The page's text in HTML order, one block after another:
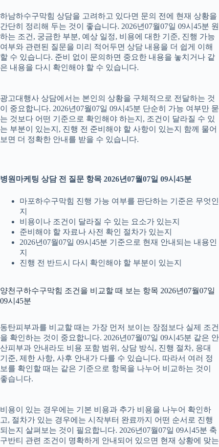
하남하수구막힘 상담을 고려하고 있다면 문의 전에 현재 상황을
간단히 정리해 두는 것이 좋습니다. 2026년07월07일 09시45분 원
하는 조건, 궁금한 부분, 예상 일정, 비용에 대한 기준, 진행 가능
여부와 관련된 질문을 미리 적어두면 상담 내용을 더 쉽게 이해
할 수 있습니다. 준비 없이 문의하면 중요한 내용을 놓치거나 같
은 내용을 다시 확인해야 할 수 있습니다.
광고대행사 상담에서는 본인의 상황을 구체적으로 전달하는 것
이 중요합니다. 2026년07월07일 09시45분 단순히 가능 여부만 묻
는 것보다 어떤 기준으로 확인해야 하는지, 조건이 달라질 수 있
는 부분이 있는지, 진행 전 준비해야 할 사항이 있는지 함께 물어
보면 더 정확한 안내를 받을 수 있습니다.
병원마케팅 상담 전 질문 항목 2026년07월07일 09시45분
마포하수구막힘 진행 가능 여부를 판단하는 기준은 무엇인
지
비용이나 조건이 달라질 수 있는 요소가 있는지
준비해야 할 자료나 사전 확인 절차가 있는지
2026년07월07일 09시45분 기준으로 현재 안내되는 내용인
지
진행 전 반드시 다시 확인해야 할 부분이 있는지
양천구하수구막힘 조건을 비교할 때 보는 항목 2026년07월07일
09시45분
동탄피부과를 비교할 때는 가장 먼저 보이는 장점보다 실제 조건
을 확인하는 것이 중요합니다. 2026년07월07일 09시45분 같은 안
산피부과 안내라도 비용 포함 범위, 상담 방식, 진행 절차, 응대
기준, 제한 사항, 사후 안내가 다를 수 있습니다. 따라서 여러 정
보를 확인할 때는 같은 기준으로 항목을 나누어 비교하는 것이
좋습니다.
비용이 있는 경우에는 기본 비용과 추가 비용을 나누어 확인하
고, 절차가 있는 경우에는 시작부터 완료까지 어떤 순서로 진행
되는지 살펴보는 것이 필요합니다. 2026년07월07일 09시45분 축
구반티 관련 조건이 명확하게 안내되어 있으면 현재 상황에 맞는